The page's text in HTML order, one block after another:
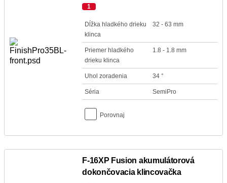
1
Dĺžka hladkého drieku
klinca
32 - 63 mm
Priemer hladkého
drieku klinca
1.8 - 1.8 mm
Uhol zoradenia 34 °
Séria SemiPro
Porovnaj
F-16XP Fusion akumulátorová
dokončovacia klincovačka